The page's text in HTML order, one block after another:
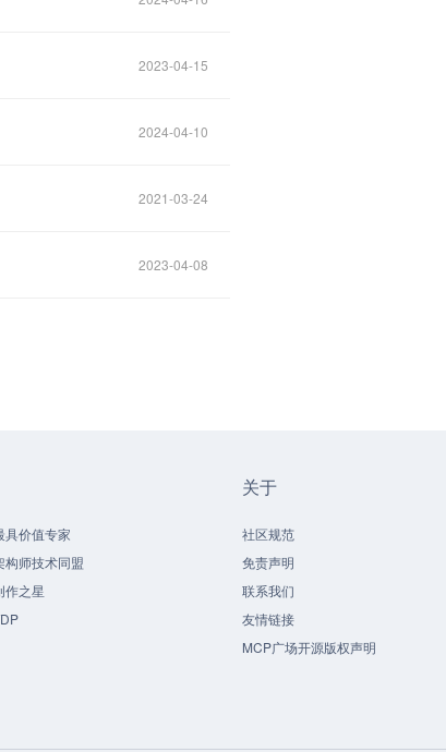
2023-04-15
2024-04-10
2021-03-24
2023-04-08
具价值专家
构师技术同盟
作之星
关于
社区规范
免责声明
联系我们
友情链接
MCP广场开源版权声明